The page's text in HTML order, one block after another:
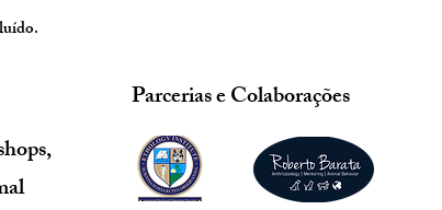
Parcerias e Colaborações